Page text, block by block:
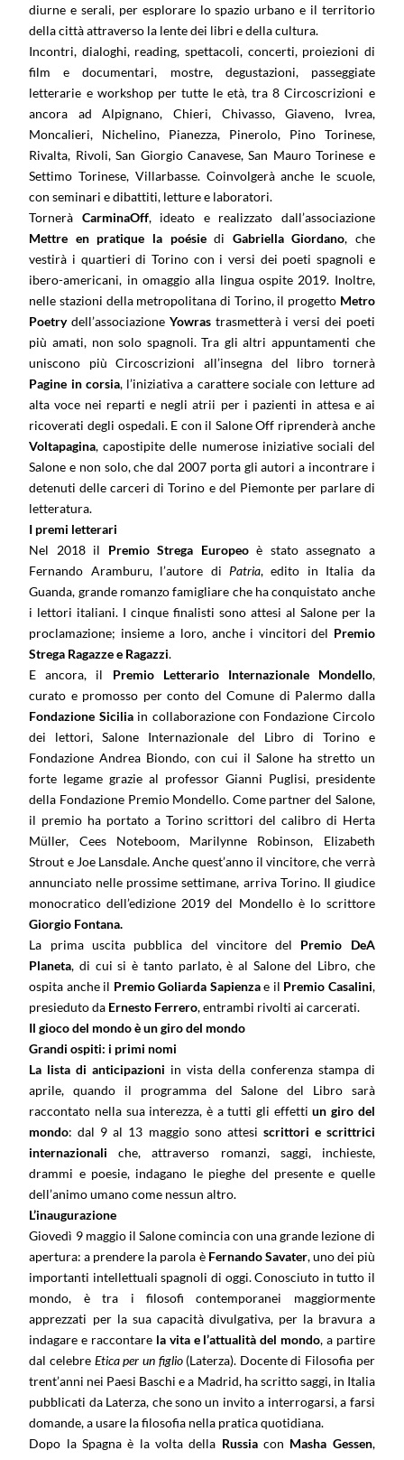
diurne e serali, per esplorare lo spazio urbano e il territorio
della città attraverso la lente dei libri e della cultura.
Incontri, dialoghi, reading, spettacoli, concerti, proiezioni di
film e documentari, mostre, degustazioni, passeggiate
letterarie e workshop per tutte le età, tra 8 Circoscrizioni e
ancora ad Alpignano, Chieri, Chivasso, Giaveno, Ivrea,
Moncalieri, Nichelino, Pianezza, Pinerolo, Pino Torinese,
Rivalta, Rivoli, San Giorgio Canavese, San Mauro Torinese e
Settimo Torinese, Villarbasse. Coinvolgerà anche le scuole,
con seminari e dibattiti, letture e laboratori.
Tornerà CarminaOff, ideato e realizzato dall’associazione
Mettre en pratique la poésiedi Gabriella Giordano, che
vestirà i quartieri di Torino con i versi dei poeti spagnoli e
ibero-americani, in omaggio alla lingua ospite 2019. Inoltre,
nelle stazioni della metropolitana di Torino, il progetto Metro
Poetrydell’associazione Yowrastrasmetterà i versi dei poeti
più amati, non solo spagnoli. Tra gli altri appuntamenti che
uniscono più Circoscrizioni all’insegna del libro tornerà
Pagine in corsia, l’iniziativa a carattere sociale con letture ad
alta voce nei reparti e negli atrii per i pazienti in attesa e ai
ricoverati degli ospedali. E con il Salone Off riprenderà anche
Voltapagina, capostipite delle numerose iniziative sociali del
Salone e non solo, che dal 2007 porta gli autori a incontrare i
detenuti delle carceri di Torino e del Piemonte per parlare di
letteratura.
I premi letterari
Nel 2018 il Premio Strega Europeoè stato assegnato a
Fernando Aramburu, l’autore di Patria, edito in Italia da
Guanda, grande romanzo famigliare che ha conquistato anche
i lettori italiani. I cinque finalisti sono attesi al Salone per la
proclamazione; insieme a loro, anche i vincitori del Premio
Strega Ragazze e Ragazzi.
E ancora, il Premio Letterario Internazionale Mondello,
curato e promosso per conto del Comune di Palermo dalla
Fondazione Siciliain collaborazione con Fondazione Circolo
dei lettori, Salone Internazionale del Libro di Torino e
Fondazione Andrea Biondo, con cui il Salone ha stretto un
forte legame grazie al professor Gianni Puglisi, presidente
della Fondazione Premio Mondello. Come partner del Salone,
il premio ha portato a Torino scrittori del calibro di Herta
Müller, Cees Noteboom, Marilynne Robinson, Elizabeth
Strout e Joe Lansdale. Anche quest’anno il vincitore, che verrà
annunciato nelle prossime settimane, arriva Torino. Il giudice
monocratico dell’edizione 2019 del Mondello è lo scrittore
Giorgio Fontana.
La prima uscita pubblica del vincitore del Premio
DeA
Planeta, di cui si è tanto parlato, è al Salone del Libro, che
ospita anche il Premio Goliarda Sapienzae il Premio Casalini,
presieduto da Ernesto Ferrero, entrambi rivolti ai carcerati.
Il gioco del mondo è un giro del mondo
Grandi ospiti: i primi nomi
La lista di anticipazioni in vista della conferenza stampa di
aprile, quando il programma del Salone del Libro sarà
raccontato nella sua interezza, è a tutti gli effettiun giro del
mondo: dal 9 al 13 maggio sono attesi scrittori e scrittrici
internazionali che, attraverso romanzi, saggi, inchieste,
drammi e poesie, indagano le pieghe del presente e quelle
dell’animo umano come nessun altro.
L’inaugurazione
Giovedì 9 maggio il Salone comincia con una grande lezione di
apertura: a prendere la parola è Fernando Savater, uno dei più
importanti intellettuali spagnoli di oggi. Conosciuto in tutto il
mondo, è tra i filosofi contemporanei maggiormente
apprezzati per la sua capacità divulgativa, per la bravura a
indagare e raccontare la vita e l’attualità del mondo, a partire
dal celebre Etica per un figlio (Laterza). Docente di Filosofia per
trent’anni nei Paesi Baschi e a Madrid, ha scritto saggi, in Italia
pubblicati da Laterza, che sono un invito a interrogarsi, a farsi
domande, a usare la filosofia nella pratica quotidiana.
Dopo la Spagna è la volta della Russiacon Masha Gessen,